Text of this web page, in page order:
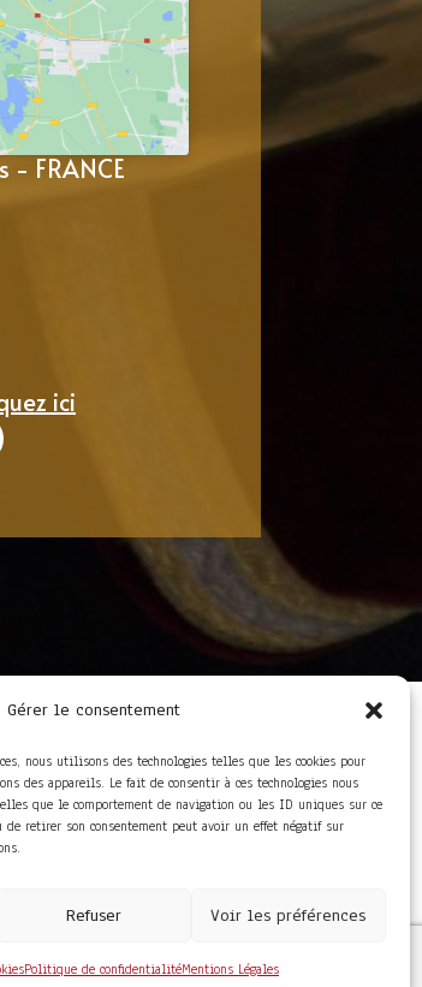
Gérer le consentement
nous utilisons des technologies telles que les cookies pour
des appareils. Le fait de consentir à ces technologies nous
que le comportement de navigation ou les ID uniques sur ce
retirer son consentement peut avoir un effet négatif sur
Refuser Voir les préférences
Politique de confidentialitéMentions Légales
- FRANCE
ici
questions
Générales de
Légales
de